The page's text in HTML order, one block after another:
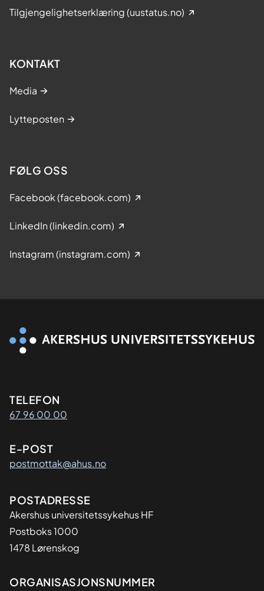
Tilgjengelighetserklæring (uustatus.no)
KONTAKT
Media
Lytteposten
FØLG OSS
Facebook (facebook.com)
LinkedIn (linkedin.com)
Instagram (instagram.com)
Kontaktinformasjon
TELEFON
67 96 00 00
E-POST
postmottak@ahus.no
Adresse
POSTADRESSE
Akershus universitetssykehus HF
Postboks 1000
1478 Lørenskog
Organisasjon
ORGANISASJONSNUMMER